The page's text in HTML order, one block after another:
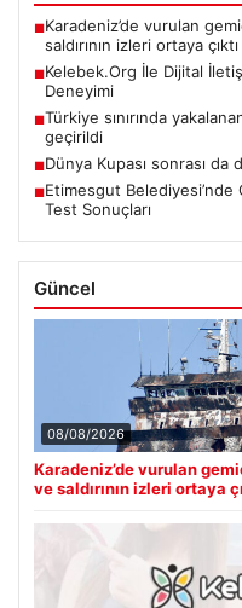
■Karadeniz’de vurulan
saldırının izleri ortaya çıktı
■Kelebek.Org İle Dijital
Deneyimi
■Türkiye sınırında
geçirildi
■Dünya Kupası sonrası da
■Etimesgut
Test Sonuçları
Güncel
08/08/2026
Karadeniz’de vurulan
ve saldırının izleri ortaya